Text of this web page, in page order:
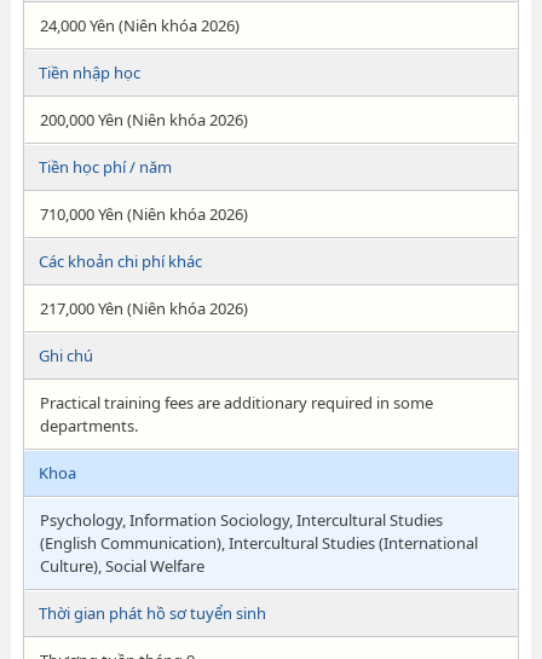
24,000 Yên (Niên khóa 2026)
Tiền nhập học
200,000 Yên (Niên khóa 2026)
Tiền học phí / năm
710,000 Yên (Niên khóa 2026)
Các khoản chi phí khác
217,000 Yên (Niên khóa 2026)
Ghi chú
Practical training fees are additionary required in some
departments.
Khoa
Psychology, Information Sociology, Intercultural Studies
(English Communication), Intercultural Studies (International
Culture), Social Welfare
Thời gian phát hồ sơ tuyển sinh